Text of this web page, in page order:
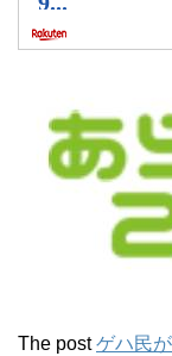
The postゲハ民